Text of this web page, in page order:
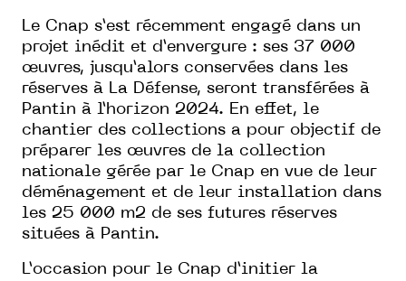
Le Cnap s’est récemment engagé dans un
projet inédit et d’envergure : ses 37 000
œuvres, jusqu’alors conservées dans les
réserves à La Défense, seront transférées à
Pantin à l’horizon 2024. En effet, le
chantier des collections a pour objectif de
préparer les œuvres de la collection
nationale gérée par le Cnap en vue de leur
déménagement et de leur installation dans
les 25 000 m2 de ses futures réserves
situées à Pantin.
L’occasion pour le Cnap d’initier la